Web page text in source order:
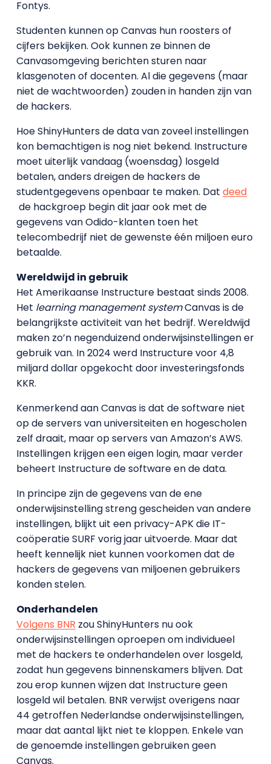
Fontys.
Studenten kunnen op Canvas hun roosters of
cijfers bekijken. Ook kunnen ze binnen de
Canvasomgeving berichten sturen naar
klasgenoten of docenten. Al die gegevens (maar
niet de wachtwoorden) zouden in handen zijn van
de hackers.
Hoe ShinyHunters de data van zoveel instellingen
kon bemachtigen is nog niet bekend. Instructure
moet uiterlijk vandaag (woensdag) losgeld
betalen, anders dreigen de hackers de
studentgegevens openbaar te maken. Dat deed
de hackgroep begin dit jaar ook met de
gegevens van Odido-klanten toen het
telecombedrijf niet de gewenste één miljoen euro
betaalde.
Wereldwijd in gebruik
Het Amerikaanse Instructure bestaat sinds 2008.
Het learning management systemCanvas is de
belangrijkste activiteit van het bedrijf. Wereldwijd
maken zo’n negenduizend onderwijsinstellingen er
gebruik van. In 2024 werd Instructure voor 4,8
miljard dollar opgekocht door investeringsfonds
KKR.
Kenmerkend aan Canvas is dat de software niet
op de servers van universiteiten en hogescholen
zelf draait, maar op servers van Amazon’s AWS.
Instellingen krijgen een eigen login, maar verder
beheert Instructure de software en de data.
In principe zijn de gegevens van de ene
onderwijsinstelling streng gescheiden van andere
instellingen, blijkt uit een privacy-APK die IT-
coöperatie SURF vorig jaar uitvoerde. Maar dat
heeft kennelijk niet kunnen voorkomen dat de
hackers de gegevens van miljoenen gebruikers
konden stelen.
Onderhandelen
Volgens BNR zou ShinyHunters nu ook
onderwijsinstellingen oproepen om individueel
met de hackers te onderhandelen over losgeld,
zodat hun gegevens binnenskamers blijven. Dat
zou erop kunnen wijzen dat Instructure geen
losgeld wil betalen. BNR verwijst overigens naar
44 getroffen Nederlandse onderwijsinstellingen,
maar dat aantal lijkt niet te kloppen. Enkele van
de genoemde instellingen gebruiken geen
Canvas.